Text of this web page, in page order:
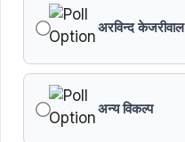
अरविन्द केजरीवाल
अन्य विकल्प